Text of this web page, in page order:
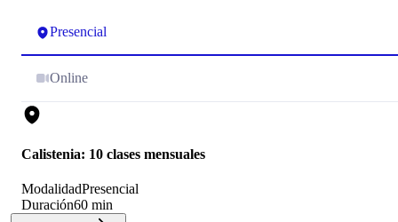
Presencial
Online
Calistenia: 10 clases mensuales
ModalidadPresencial
Duración60 min